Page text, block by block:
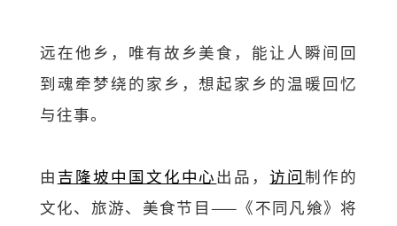
远在他乡，唯有故乡美食，能让人瞬间回
到魂牵梦绕的家乡，想起家乡的温暖回忆
与往事。
由 吉隆坡中国文化中心出品，访问制作的
文化、旅游、美食节目——《不同凡飨》将